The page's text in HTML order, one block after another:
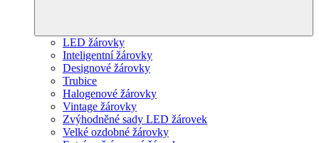
LED žárovky
Inteligentní žárovky
Designové žárovky
Trubice
Halogenové žárovky
Vintage žárovky
Zvýhodněné sady LED žárovek
Velké ozdobné žárovky